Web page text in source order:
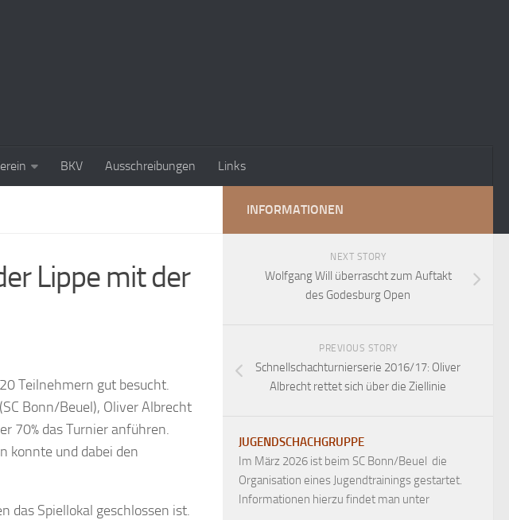
BKV Ausschreibungen Links
Lippe mit der
Teilnehmern gut besucht.
Bonn/Beuel), Oliver Albrecht
70% das Turnier anführen.
konnte und dabei den
das Spiellokal geschlossen ist.
INFORMATIONEN
NEXT STORY
Wolfgang Will überrascht zum Auftakt
des Godesburg Open
PREVIOUS STORY
Schnellschachturnierserie 2016/17: Oliver
Albrecht rettet sich über die Ziellinie
JUGENDSCHACHGRUPPE
Im März 2026 ist beim SC Bonn/Beuel die
Organisation eines Jugendtrainings gestartet.
Informationen hierzu findet man unter